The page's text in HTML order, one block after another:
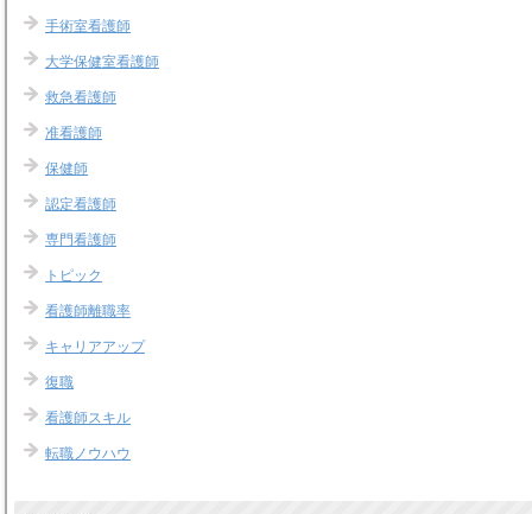
手術室看護師
大学保健室看護師
救急看護師
准看護師
保健師
認定看護師
専門看護師
トピック
看護師離職率
キャリアアップ
復職
看護師スキル
転職ノウハウ